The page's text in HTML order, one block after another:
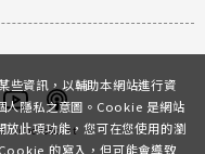
Podcast
些資訊，以輔助本網站進行資
人隱私之意圖。Cookie 是網站
此項功能，您可在您使用的瀏
的寫入，但可能會導致